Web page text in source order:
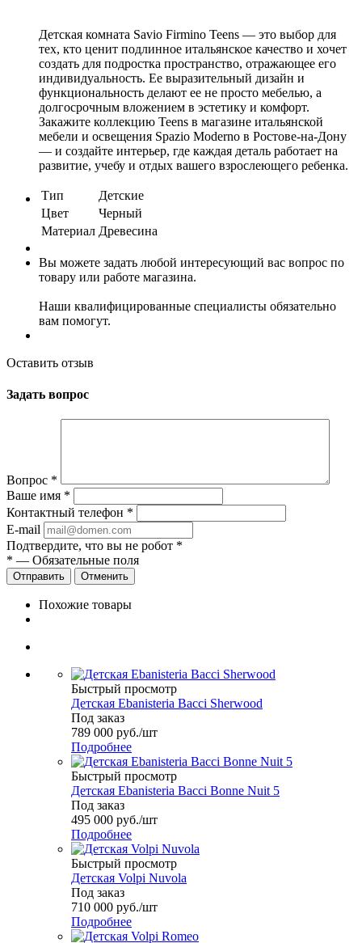
Детская комната Savio Firmino Teens — это выбор для
тех, кто ценит подлинное итальянское качество и хочет
создать для подростка пространство, отражающее его
индивидуальность. Ее выразительный дизайн и
функциональность делают ее не просто мебелью, а
долгосрочным вложением в эстетику и комфорт.
Закажите коллекцию Teens в магазине итальянской
мебели и освещения Spazio Moderno в Ростове-на-Дону
— и создайте интерьер, где каждая деталь работает на
развитие, учебу и отдых вашего взрослеющего ребенка.
Тип
Детские
Цвет
Черный
Материал Древесина
Вы можете задать любой интересующий вас вопрос по
товару или работе магазина.
Наши квалифицированные специалисты обязательно
вам помогут.
Оставить отзыв
Задать вопрос
Вопрос *
Ваше имя *
Контактный телефон *
E-mail
Подтвердите, что вы не робот *
* — Обязательные поля
Отменить
Похожие товары
Быстрый просмотр
Детская Ebanisteria Bacci Sherwood
Под заказ
789 000 руб./шт
Подробнее
Быстрый просмотр
Детская Ebanisteria Bacci Bonne Nuit 5
Под заказ
495 000 руб./шт
Подробнее
Быстрый просмотр
Детская Volpi Nuvola
Под заказ
710 000 руб./шт
Подробнее